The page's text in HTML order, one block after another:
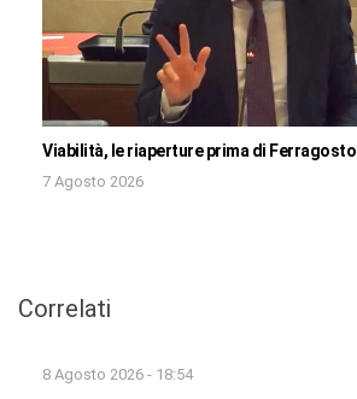
Viabilità, le riaperture prima di Ferragosto
7 Agosto 2026
Correlati
8 Agosto 2026 - 18:54